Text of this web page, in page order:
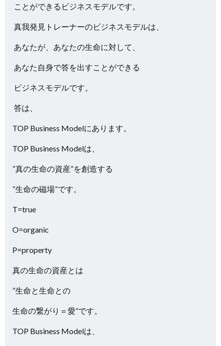
ことができるビジネスモデルです。
真我発見トレーナーのビジネスモデルは、
あなたが、あなたの生命に対して、
あなた自身で答を出すことができる
ビジネスモデルです。
答は、
TOP Business Modelにあります。
TOP Business Modelは、
”真の生命の資産”を創造する
”生命の磁場”です。
T=true
O=organic
P=property
真の生命の資産とは
”生命と生命との
生命の繋がり＝愛”です。
TOP Business Modelは、